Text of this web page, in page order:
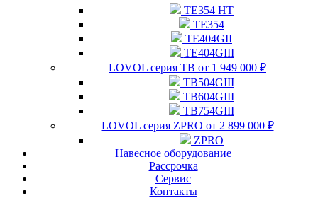
TE354 HT
TE354
TE404GII
TE404GIII
LOVOL серия ТВ от 1 949 000 ₽
TB504GIII
TB604GIII
TB754GIII
LOVOL серия ZPRO от 2 899 000 ₽
ZPRO
Навесное оборудование
Рассрочка
Сервис
Контакты